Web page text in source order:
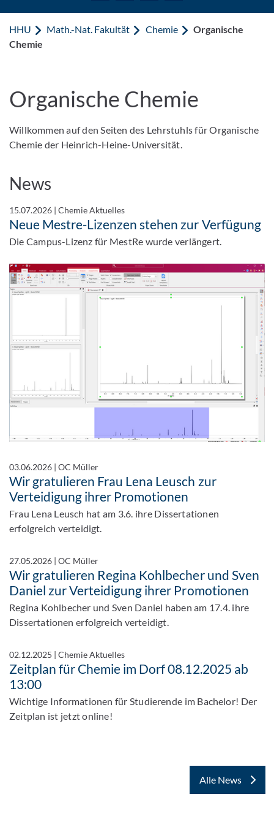
HHU Math.-Nat. Fakultät Chemie
Organische
Chemie
Organische Chemie
Willkommen auf den Seiten des Lehrstuhls für Organische
Chemie der Heinrich-Heine-Universität.
News
15.07.2026 |Chemie Aktuelles
Neue Mestre-Lizenzen stehen zur Verfügung
Die Campus-Lizenz für MestRe wurde verlängert.
03.06.2026 |OC Müller
Wir gratulieren Frau Lena Leusch zur
Verteidigung ihrer Promotionen
Frau Lena Leusch hat am 3.6. ihre Dissertationen
erfolgreich verteidigt.
27.05.2026 |OC Müller
Wir gratulieren Regina Kohlbecher und Sven
Daniel zur Verteidigung ihrer Promotionen
Regina Kohlbecher und Sven Daniel haben am 17.4. ihre
Dissertationen erfolgreich verteidigt.
02.12.2025 |Chemie Aktuelles
Zeitplan für Chemie im Dorf 08.12.2025 ab
13:00
Wichtige Informationen für Studierende im Bachelor! Der
Zeitplan ist jetzt online!
Alle News